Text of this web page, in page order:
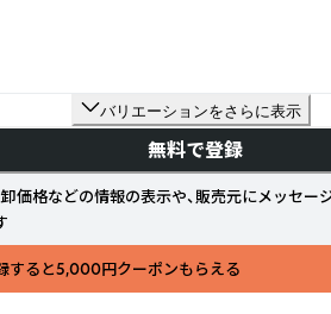
バリエーションをさらに表示
無料で登録
卸価格などの情報の表示や、販売元にメッセー
録すると5,000円クーポンもらえる